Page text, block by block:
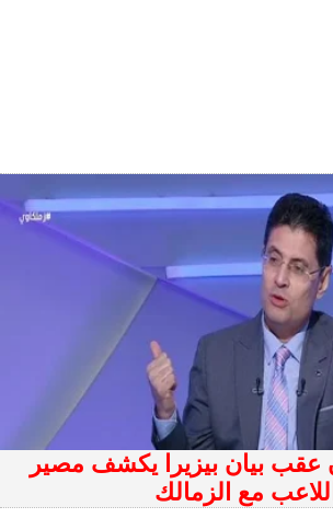
بيان بيزيرا يكشف مصير
اللاعب مع الزمالك